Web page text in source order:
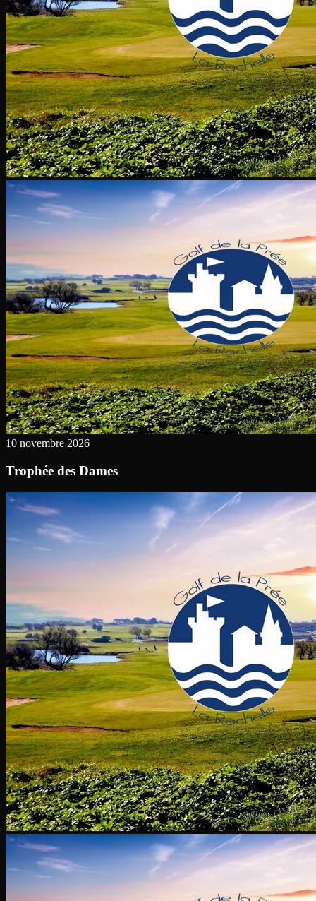
10 novembre 2026
Trophée des Dames